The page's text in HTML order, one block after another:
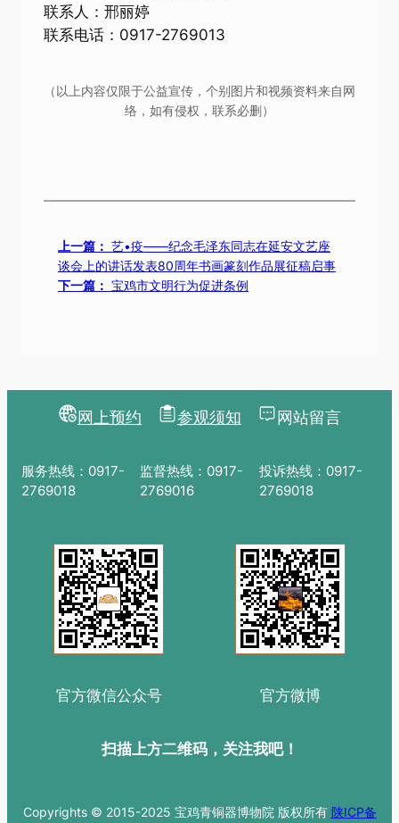
联系人：邢丽婷
联系电话：0917-2769013
（以上内容仅限于公益宣传，个别图片和视频资料来自网
络，如有侵权，联系必删）
上一篇： 艺•疫——纪念毛泽东同志在延安文艺座
谈会上的讲话发表80周年书画篆刻作品展征稿启事
下一篇： 宝鸡市文明行为促进条例
网上预约 参观须知 网站留言
服务热线：0917-
2769018
监督热线：0917-
2769016
投诉热线：0917-
2769018
官方微信公众号 官方微博
扫描上方二维码，关注我吧！
Copyrights © 2015-2025 宝鸡青铜器博物院 版权所有 陕ICP备